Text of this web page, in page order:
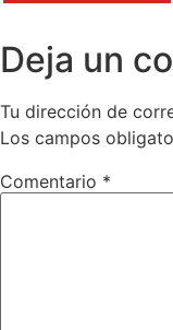
Deja un
Tu dirección de
Los campos
Comentario *